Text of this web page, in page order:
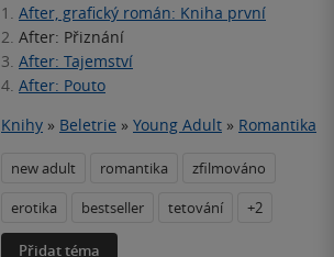
1. After, grafický román: Kniha první
2. After: Přiznání
3. After: Tajemství
4. After: Pouto
Knihy » Beletrie » Young Adult » Romantika
new adult romantika
zfilmováno
erotika
bestseller tetování +2
Přidat téma